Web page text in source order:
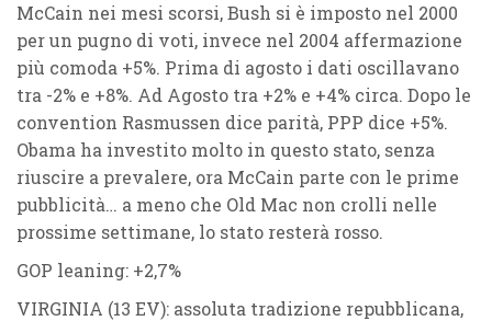
McCain nei mesi scorsi, Bush si è imposto nel 2000
per un pugno di voti, invece nel 2004 affermazione
più comoda +5%. Prima di agosto i dati oscillavano
tra -2% e +8%. Ad Agosto tra +2% e +4% circa. Dopo le
convention Rasmussen dice parità, PPP dice +5%.
Obama ha investito molto in questo stato, senza
riuscire a prevalere, ora McCain parte con le prime
pubblicità… a meno che Old Mac non crolli nelle
prossime settimane, lo stato resterà rosso.
GOP leaning: +2,7%
VIRGINIA (13 EV): assoluta tradizione repubblicana,